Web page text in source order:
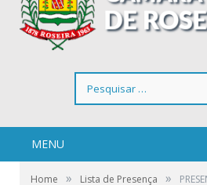
por:
MENU
Home » Lista de Presença »